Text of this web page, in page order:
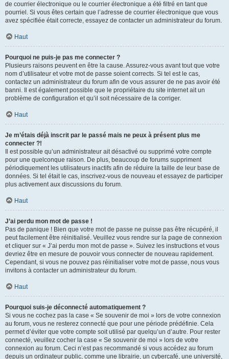
de courrier électronique ou le courrier électronique a été filtré en tant que
pourriel. Si vous êtes certain que l’adresse de courrier électronique que vous
avez spécifiée était correcte, essayez de contacter un administrateur du forum.
Haut
Pourquoi ne puis-je pas me connecter ?
Plusieurs raisons peuvent en être la cause. Assurez-vous avant tout que votre
nom d’utilisateur et votre mot de passe soient corrects. Si tel est le cas,
contactez un administrateur du forum afin de vous assurer de ne pas avoir été
banni. Il est également possible que le propriétaire du site internet ait un
problème de configuration et qu’il soit nécessaire de la corriger.
Haut
Je m’étais déjà inscrit par le passé mais ne peux à présent plus me
connecter ?!
Il est possible qu’un administrateur ait désactivé ou supprimé votre compte
pour une quelconque raison. De plus, beaucoup de forums suppriment
périodiquement les utilisateurs inactifs afin de réduire la taille de leur base de
données. Si tel était le cas, inscrivez-vous de nouveau et essayez de participer
plus activement aux discussions du forum.
Haut
J’ai perdu mon mot de passe !
Pas de panique ! Bien que votre mot de passe ne puisse pas être récupéré, il
peut facilement être réinitialisé. Veuillez vous rendre sur la page de connexion
et cliquer sur « J’ai perdu mon mot de passe ». Suivez les instructions et vous
devriez être en mesure de pouvoir vous connecter de nouveau rapidement.
Cependant, si vous ne pouvez pas réinitialiser votre mot de passe, nous vous
invitons à contacter un administrateur du forum.
Haut
Pourquoi suis-je déconnecté automatiquement ?
Si vous ne cochez pas la case « Se souvenir de moi » lors de votre connexion
au forum, vous ne resterez connecté que pour une période prédéfinie. Cela
permet d’éviter que votre compte soit utilisé par quelqu’un d’autre. Pour rester
connecté, veuillez cocher la case « Se souvenir de moi » lors de votre
connexion au forum. Ceci n’est pas recommandé si vous accédez au forum
depuis un ordinateur public, comme une librairie, un cybercafé, une université,